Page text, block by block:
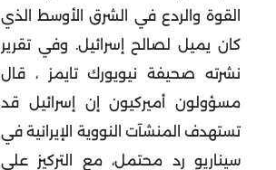
القوة والردع في الشرق الأوسط الذي
كان يميل لصالح إسرائيل. وفي تقرير
نشرته صحيفة نيويورك تايمز ، قال
مسؤولون أميركيون إن إسرائيل قد
تستهدف المنشآت النووية الإيرانية في
سيناريو رد محتمل، مع التركيز على
على
البحر
الأحمر
قراءة
في